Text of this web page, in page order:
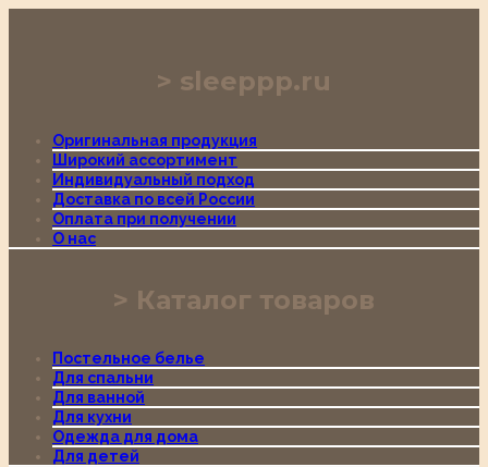
sleeppp.ru
Оригинальная продукция
Широкий ассортимент
Индивидуальный подход
Доставка по всей России
Оплата при получении
О нас
Каталог товаров
Постельное белье
Для спальни
Для ванной
Для кухни
Одежда для дома
Для детей